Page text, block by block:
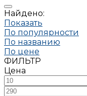
Найдено:
Показать
По популярности
По названию
По цене
ФИЛЬТР
Цена